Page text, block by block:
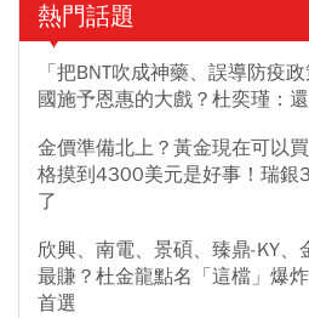
熱門話題
「把BNT吹成神藥、誤導防疫
國施予恩惠的大戲？杜奕瑾：
金價準備北上？黃金現在可以
格摸到4300美元是好事！瑞銀
了
欣興、南電、景碩、臻鼎-KY、
最賺？杜金龍點名「這檔」爆
首選